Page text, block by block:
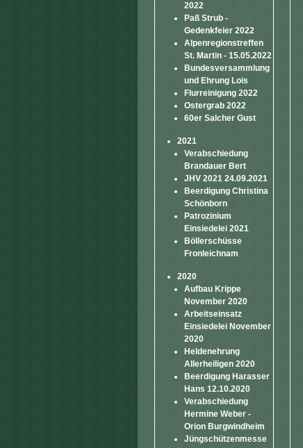
2022
Paß Strub -
Gedenkfeier 2022
Alpenregionstreffen
St. Martin - 15.05.2022
Bundesversammlung
und Ehrung Lois
Flurreinigung 2022
Ostergrab 2022
60er Salcher Gust
2021
Verabschiedung
Brandauer Bert
JHV 2021 24.09.2021
Beerdigung Christina
Schönborn
Patrozinium
Einsiedelei 2021
Böllerschüsse
Fronleichnam
2020
Aufbau Krippe
November 2020
Arbeitseinsatz
Einsiedelei November
2020
Heldenehrung
Allerheiligen 2020
Beerdigung Harasser
Hans 12.10.2020
Verabschiedung
Hermine Weber -
Orion Burgwindheim
Jüngschützenmesse